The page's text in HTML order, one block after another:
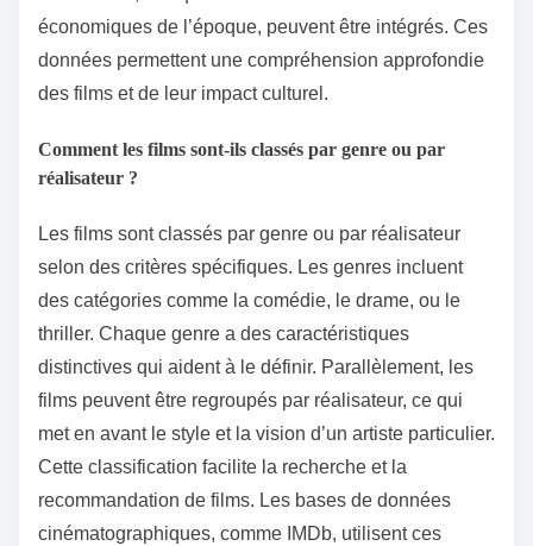
économiques de l’époque, peuvent être intégrés. Ces
données permettent une compréhension approfondie
des films et de leur impact culturel.
Comment les films sont-ils classés par genre ou par
réalisateur ?
Les films sont classés par genre ou par réalisateur
selon des critères spécifiques. Les genres incluent
des catégories comme la comédie, le drame, ou le
thriller. Chaque genre a des caractéristiques
distinctives qui aident à le définir. Parallèlement, les
films peuvent être regroupés par réalisateur, ce qui
met en avant le style et la vision d’un artiste particulier.
Cette classification facilite la recherche et la
recommandation de films. Les bases de données
cinématographiques, comme IMDb, utilisent ces